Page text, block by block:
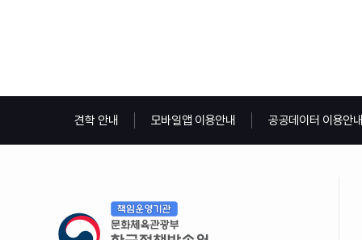
견학 안내 모바일앱 이용안내 공공데이터 이용안내